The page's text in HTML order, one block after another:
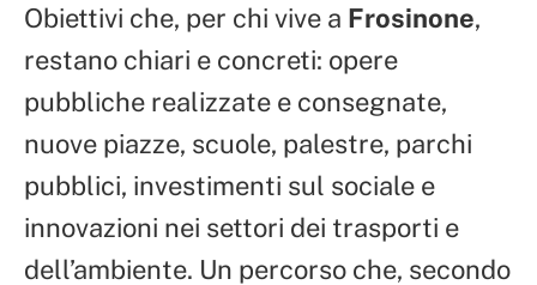
Obiettivi che, per chi vive a Frosinone,
restano chiari e concreti: opere
pubbliche realizzate e consegnate,
nuove piazze, scuole, palestre, parchi
pubblici, investimenti sul sociale e
innovazioni nei settori dei trasporti e
dell’ambiente. Un percorso che, secondo